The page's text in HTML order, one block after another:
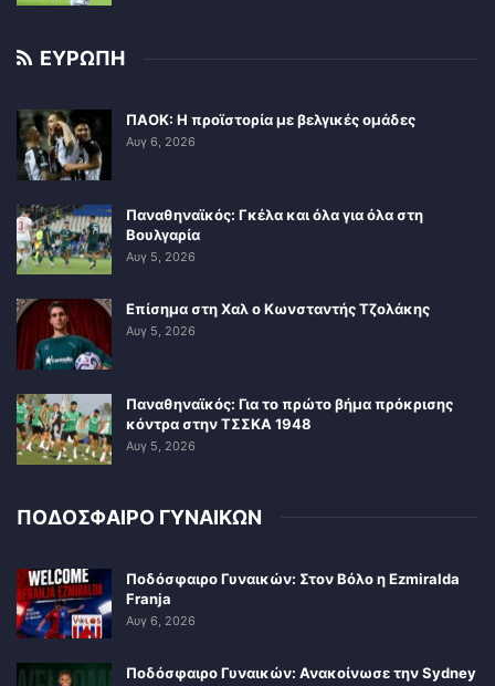
ΕΥΡΩΠΗ
ΠΑΟΚ: Η προϊστορία με βελγικές ομάδες
Αυγ 6, 2026
Παναθηναϊκός: Γκέλα και όλα για όλα στη
Βουλγαρία
Αυγ 5, 2026
Επίσημα στη Χαλ ο Κωνσταντής Τζολάκης
Αυγ 5, 2026
Παναθηναϊκός: Για το πρώτο βήμα πρόκρισης
κόντρα στην ΤΣΣΚΑ 1948
Αυγ 5, 2026
ΠΟΔΟΣΦΑΙΡΟ ΓΥΝΑΙΚΩΝ
Ποδόσφαιρο Γυναικών: Στον Βόλο η Ezmiralda
Franja
Αυγ 6, 2026
Ποδόσφαιρο Γυναικών: Ανακοίνωσε την Sydney